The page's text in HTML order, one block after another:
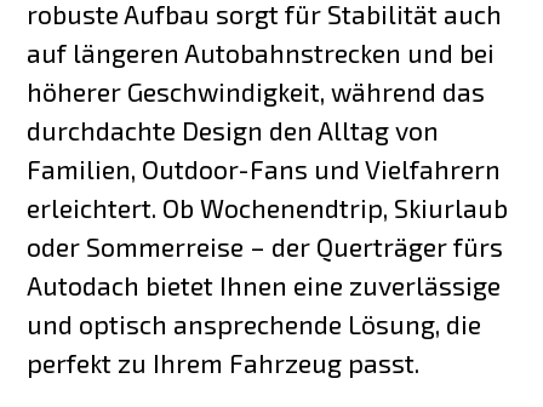
robuste Aufbau sorgt für Stabilität auch
auf längeren Autobahnstrecken und bei
höherer Geschwindigkeit, während das
durchdachte Design den Alltag von
Familien, Outdoor-Fans und Vielfahrern
erleichtert. Ob Wochenendtrip, Skiurlaub
oder Sommerreise – der Querträger fürs
Autodach bietet Ihnen eine zuverlässige
und optisch ansprechende Lösung, die
perfekt zu Ihrem Fahrzeug passt.